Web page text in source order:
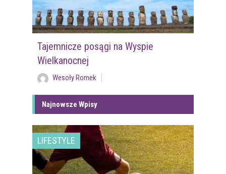
Tajemnicze posągi na Wyspie
Wielkanocnej
Wesoły Romek
Najnowsze Wpisy
LIFESTYLE